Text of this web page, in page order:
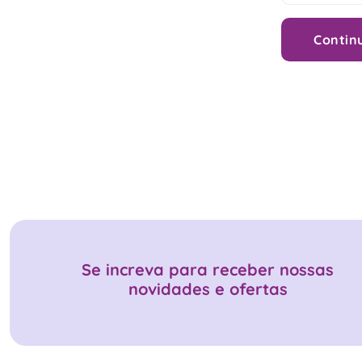
Se increva para receber nossas
novidades e ofertas